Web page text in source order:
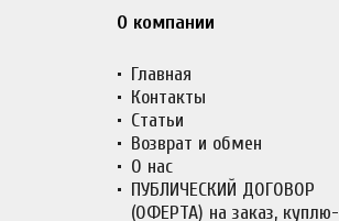
О компании
Главная
Контакты
Статьи
Возврат и обмен
О нас
ПУБЛИЧЕСКИЙ ДОГОВОР
(ОФЕРТА) на заказ, куплю-